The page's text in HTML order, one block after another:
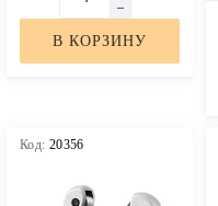
В КОРЗИНУ
Код: 20356